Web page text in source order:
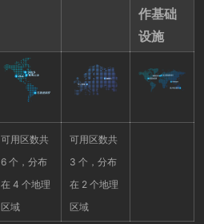
作基础
设施
可用区数共
6 个，分布
在 4 个地理
区域
可用区数共
3 个，分布
在 2 个地理
区域